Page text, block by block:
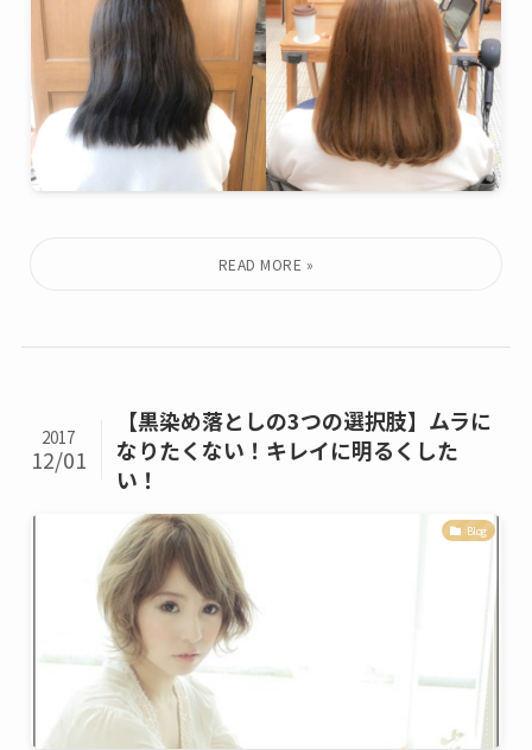
【黒染め落としの3つの選択肢】ムラに
なりたくない！キレイに明るくした
い！
2017
12/01
Blog